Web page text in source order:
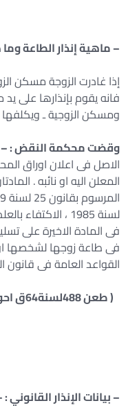
– ماهية إنذار الطاعة
إذا غادرت الزوجة مسكن
فانه يقوم بإنذارها على
ومسكن الزوجية ـ ويكلفها
وقضت محكمة النقض : –
الاصل فى اعلان اوراق
لسنة 1985 ،
فى المادة الاخيرة على
فى طاعة زوجها لشخصها
القواعد العامة فى قانون
( طعن 488لسنة64ق احوال شخصية ـ جلسة 27/3/2000)
– بيانات الإنذار القانوني